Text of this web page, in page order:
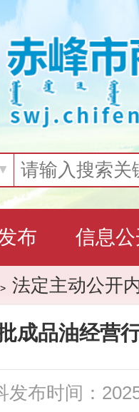
布 信息
栏
> 法定主动公开
成品油经营
发布时间：